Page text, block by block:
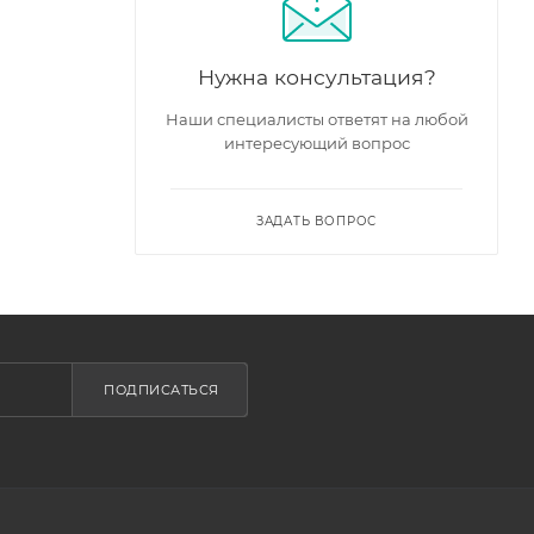
Нужна консультация?
Наши специалисты ответят на любой
интересующий вопрос
ЗАДАТЬ ВОПРОС
ПОДПИСАТЬСЯ